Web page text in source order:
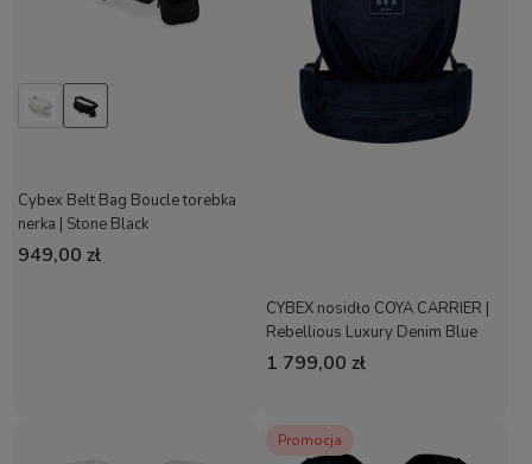
Cybex Belt Bag Boucle torebka
nerka | Stone Black
949,00 zł
CYBEX nosidło COYA CARRIER |
Rebellious Luxury Denim Blue
1 799,00 zł
Promocja